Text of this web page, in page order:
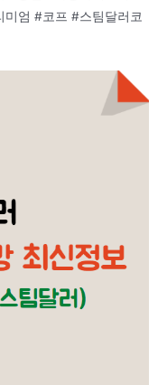
엄 #코프 #스팀달러코